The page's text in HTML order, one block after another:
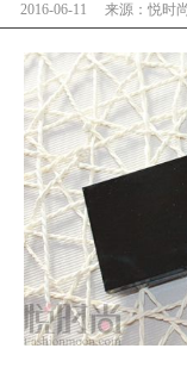
2016-06-11 来源：悦时